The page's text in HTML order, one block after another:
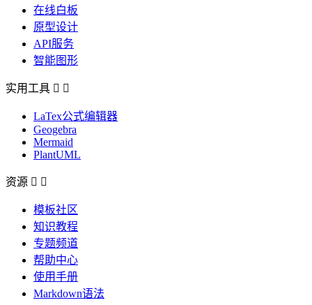
在线白板
原型设计
API服务
智能图形
实用工具  
LaTex公式编辑器
Geogebra
Mermaid
PlantUML
资源  
模板社区
知识教程
专题频道
帮助中心
使用手册
Markdown语法